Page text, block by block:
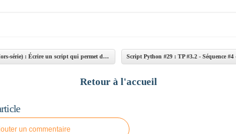
Script Python #15 (Hors-série) : Écrire un script qui permet d'afficher ce triangle spécial #15 (1re variante)
Retour à l'accueil
un commentaire